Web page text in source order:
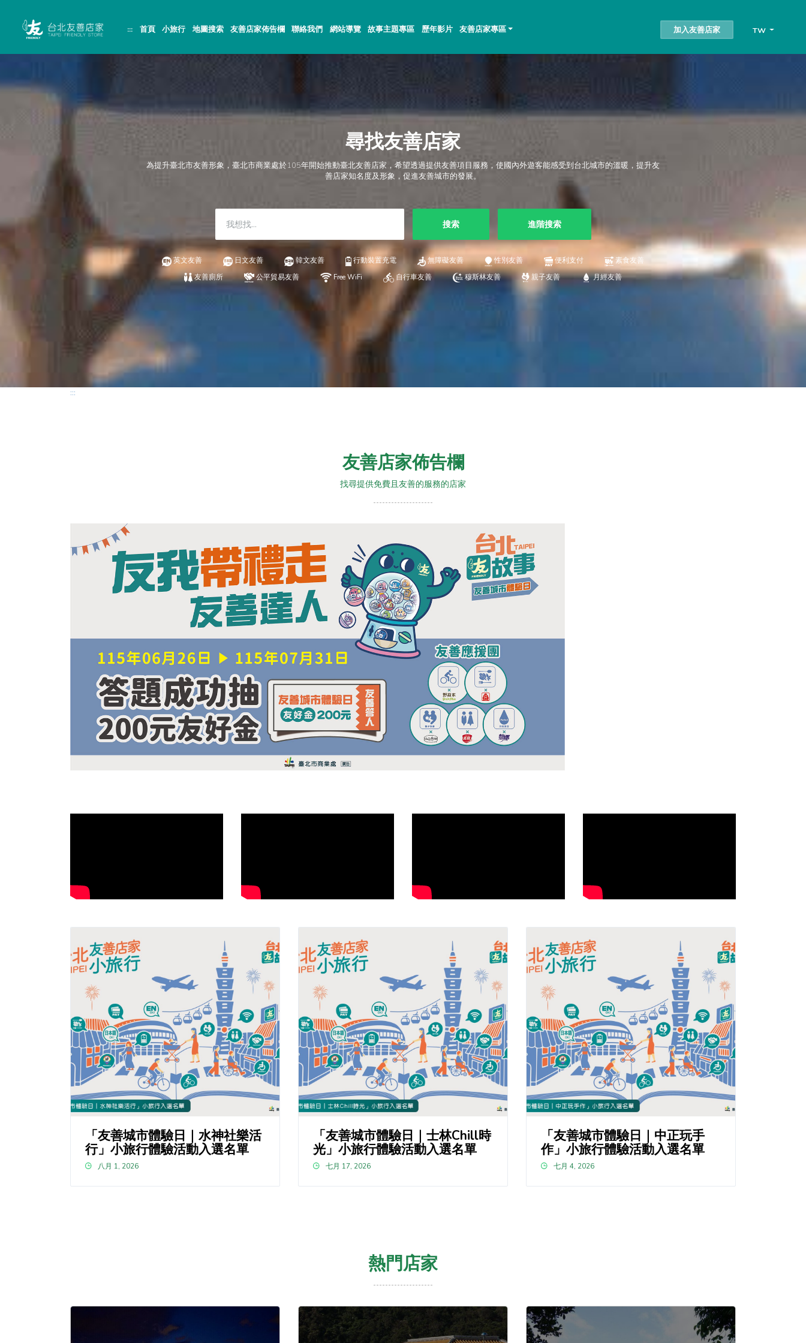
容
::: 首頁 小旅行 地圖搜索 友善店家佈告欄 聯絡我們 網站導覽 故事主題專區 歷年影片 友善店家專區 加入友善店家 TW
尋找友善店家
為提升臺北市友善形象，臺北市商業處於105年開始推動臺北友善店家，希望透過提供友善項目服務，使國內外遊客能感受到台北城市的溫暖，提升友
善店家知名度及形象，促進友善城市的發展。
搜索 進階搜索
英文友善 日文友善 韓文友善 行動裝置充電 無障礙友善 性別友善 便利支付
素食友善
友善廁所
公平貿易友善 Free WiFi 自行車友善 穆斯林友善 親子友善 月經友善
:::
友善店家佈告欄
找尋提供免費且友善的服務的店家
「友善城市體驗日｜水神社樂活
行」小旅行體驗活動入選名單
八月 1, 2026
「友善城市體驗日｜士林Chill時
光」小旅行體驗活動入選名單
七月 17, 2026
「友善城市體驗日｜中正玩手
作」小旅行體驗活動入選名單
七月 4, 2026
熱門店家